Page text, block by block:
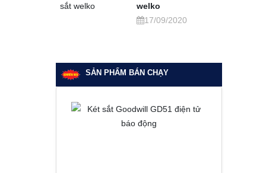
welko
17/09/2020
SẢN PHẨM BÁN CHẠY